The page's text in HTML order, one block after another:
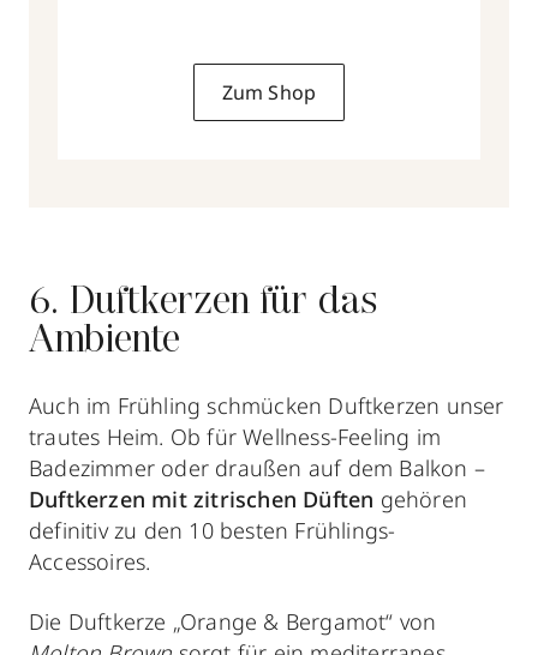
Zum Shop
6. Duftkerzen für das
Ambiente
Auch im Frühling schmücken Duftkerzen unser
trautes Heim. Ob für Wellness-Feeling im
Badezimmer oder draußen auf dem Balkon –
Duftkerzen mit zitrischen Düften gehören
definitiv zu den 10 besten Frühlings-
Accessoires.
Die Duftkerze „Orange & Bergamot“ von